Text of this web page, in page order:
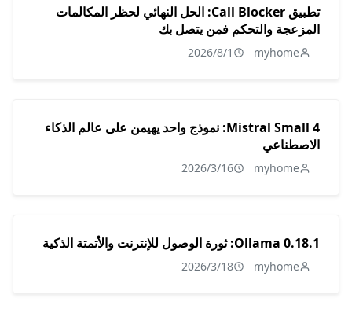
تطبيق Call Blocker: الحل النهائي لحظر المكالمات
المزعجة والتحكم فمن يتصل بك
myhome
2026/8/1
Mistral Small 4: نموذج واحد يهيمن على عالم الذكاء
الاصطناعي
myhome
2026/3/16
Ollama 0.18.1: ثورة الوصول للإنترنت والأتمتة الذكية
myhome
2026/3/18